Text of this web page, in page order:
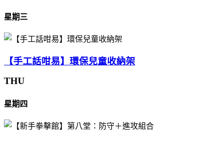
星期三
【手工話咁易】環保兒童收納架
THU
星期四